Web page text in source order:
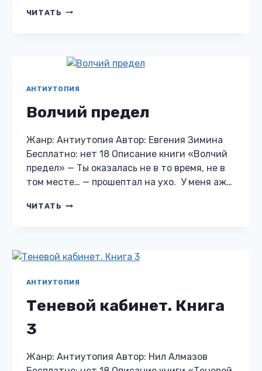
ЧИТАТЬ ЦЕРБЕР.
АНТИУТОПИЯ
Волчий предел
Жанр: Антиутопия Автор: Евгения Зимина
Бесплатно: нет 18 Описание книги «Волчий
предел» — Ты оказалась не в то время, не в
том месте… — прошептал на ухо. У меня аж…
ЧИТАТЬ ВОЛЧИЙ
АНТИУТОПИЯ
Теневой кабинет. Книга
3
Жанр: Антиутопия Автор: Нил Алмазов